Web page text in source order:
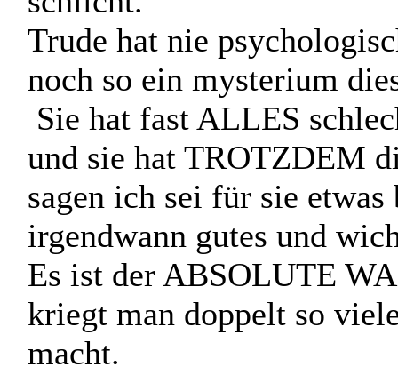
denen der anderen,
alles von sich erzählen,
schlicht.
Trude hat nie
noch so ein mysterium
Sie hat fast ALLES
und sie hat TROTZDEM
sagen ich sei für sie etwas
irgendwann gutes und